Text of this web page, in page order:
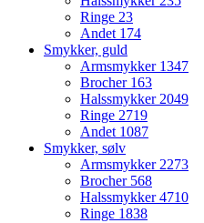
Ringe 23
Andet 174
Smykker, guld
Armsmykker 1347
Brocher 163
Halssmykker2049
Ringe 2719
Andet 1087
Smykker, sølv
Armsmykker2273
Brocher 568
Halssmykker4710
Ringe 1838